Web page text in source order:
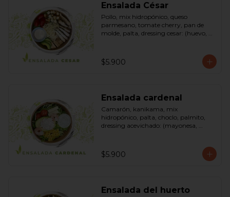
Ensalada César
Pollo, mix hidropónico, queso
parmesano, tomate cherry, pan de
molde, palta, dressing cesar: (huevo,
$5.900
Ensalada cardenal
Camarón, kanikama, mix
hidropónico, palta, choclo, palmito,
dressing acevichado: (mayonesa,
$5.900
Ensalada del huerto